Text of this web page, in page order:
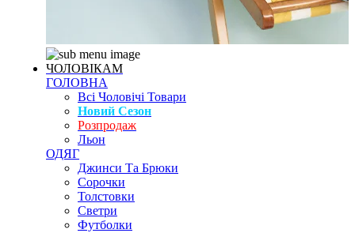
ЧОЛОВІКАМ
ГОЛОВНА
Всі Чоловічі Товари
Новий Сезон
Розпродаж
Льон
ОДЯГ
Джинси Та Брюки
Сорочки
Толстовки
Светри
Футболки